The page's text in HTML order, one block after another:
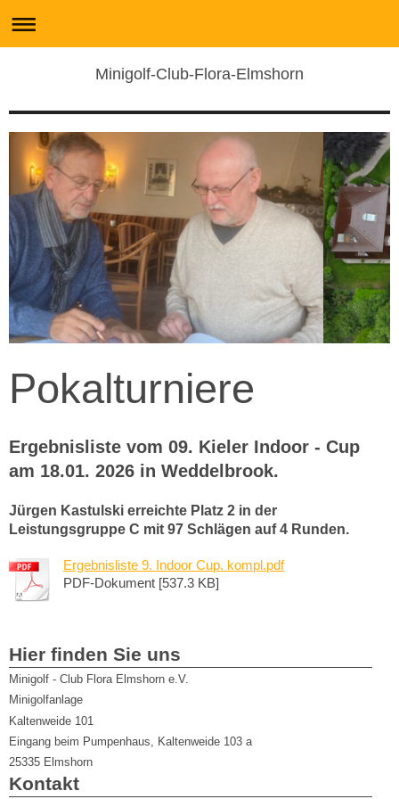
Minigolf-Club-Flora-Elmshorn
Pokalturniere
Ergebnisliste vom 09. Kieler Indoor - Cup
am 18.01. 2026 in Weddelbrook.
Jürgen Kastulski erreichte Platz 2 in der
Leistungsgruppe C mit 97 Schlägen auf 4 Runden.
Ergebnisliste 9. Indoor Cup. kompl.pdf
PDF-Dokument [537.3 KB]
Hier finden Sie uns
Minigolf - Club Flora Elmshorn e.V.
Minigolfanlage
Kaltenweide 101
Eingang beim Pumpenhaus, Kaltenweide 103 a
25335 Elmshorn
Kontakt